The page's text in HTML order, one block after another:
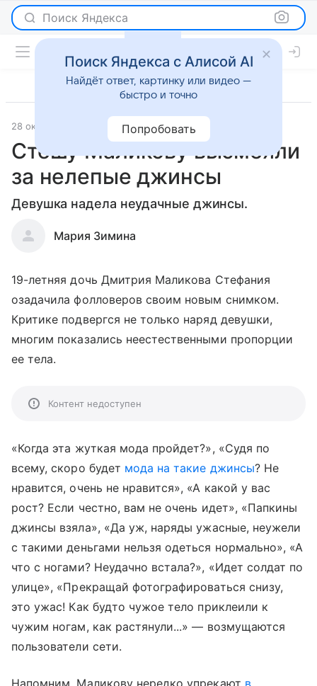
Поиск Яндекса
28 октября 2019 Светская жизнь
Стешу Маликову высмеяли
за нелепые джинсы
Девушка надела неудачные джинсы.
Мария Зимина
19-летняя дочь Дмитрия Маликова Стефания
озадачила фолловеров своим новым снимком.
Критике подвергся не только наряд девушки,
многим показались неестественными пропорции
ее тела.
Контент недоступен
«Когда эта жуткая мода пройдет?», «Судя по
всему, скоро будет мода на такие джинсы? Не
нравится, очень не нравится», «А какой у вас
рост? Если честно, вам не очень идет», «Папкины
джинсы взяла», «Да уж, наряды ужасные, неужели
с такими деньгами нельзя одеться нормально», «А
что с ногами? Неудачно встала?», «Идет солдат по
улице», «Прекращай фотографироваться снизу,
это ужас! Как будто чужое тело приклеили к
чужим ногам, как растянули...» — возмущаются
пользователи сети.
Напомним, Маликову нередко упрекают в
Поиск Яндекса с Алисой AI
Найдёт ответ, картинку или видео —
быстро и точно
Попробовать